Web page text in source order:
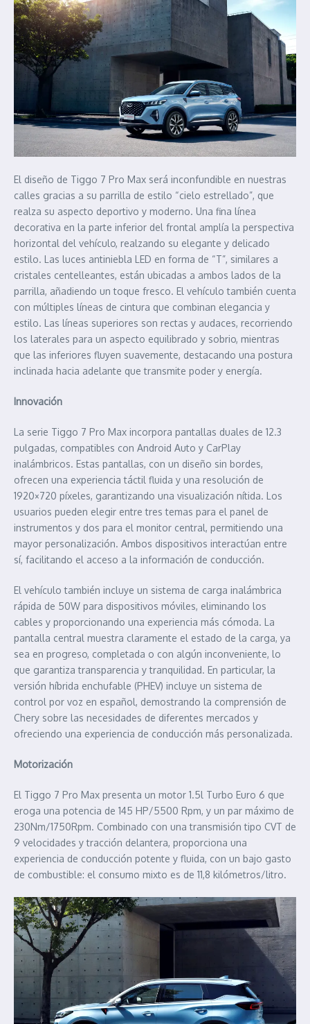
El diseño de Tiggo 7 Pro Max será inconfundible en nuestras
calles gracias a su parrilla de estilo “cielo estrellado”, que
realza su aspecto deportivo y moderno. Una fina línea
decorativa en la parte inferior del frontal amplía la perspectiva
horizontal del vehículo, realzando su elegante y delicado
estilo. Las luces antiniebla LED en forma de “T”, similares a
cristales centelleantes, están ubicadas a ambos lados de la
parrilla, añadiendo un toque fresco. El vehículo también cuenta
con múltiples líneas de cintura que combinan elegancia y
estilo. Las líneas superiores son rectas y audaces, recorriendo
los laterales para un aspecto equilibrado y sobrio, mientras
que las inferiores fluyen suavemente, destacando una postura
inclinada hacia adelante que transmite poder y energía.
Innovación
La serie Tiggo 7 Pro Max incorpora pantallas duales de 12.3
pulgadas, compatibles con Android Auto y CarPlay
inalámbricos. Estas pantallas, con un diseño sin bordes,
ofrecen una experiencia táctil fluida y una resolución de
1920×720 píxeles, garantizando una visualización nítida. Los
usuarios pueden elegir entre tres temas para el panel de
instrumentos y dos para el monitor central, permitiendo una
mayor personalización. Ambos dispositivos interactúan entre
sí, facilitando el acceso a la información de conducción.
El vehículo también incluye un sistema de carga inalámbrica
rápida de 50W para dispositivos móviles, eliminando los
cables y proporcionando una experiencia más cómoda. La
pantalla central muestra claramente el estado de la carga, ya
sea en progreso, completada o con algún inconveniente, lo
que garantiza transparencia y tranquilidad. En particular, la
versión híbrida enchufable (PHEV) incluye un sistema de
control por voz en español, demostrando la comprensión de
Chery sobre las necesidades de diferentes mercados y
ofreciendo una experiencia de conducción más personalizada.
Motorización
El Tiggo 7 Pro Max presenta un motor 1.5l Turbo Euro 6 que
eroga una potencia de 145 HP/5500 Rpm, y un par máximo de
230Nm/1750Rpm. Combinado con una transmisión tipo CVT de
9 velocidades y tracción delantera, proporciona una
experiencia de conducción potente y fluida, con un bajo gasto
de combustible: el consumo mixto es de 11,8 kilómetros/litro.